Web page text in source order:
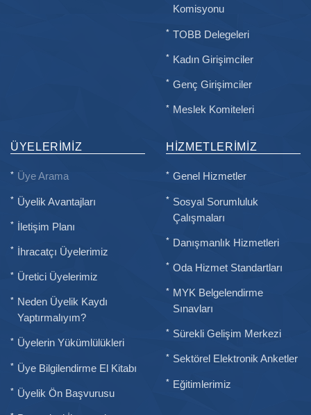
Komisyonu
TOBB Delegeleri
Kadın Girişimciler
Genç Girişimciler
Meslek Komiteleri
ÜYELERIMIZ
Üye Arama
Üyelik Avantajları
İletişim Planı
İhracatçı Üyelerimiz
Üretici Üyelerimiz
Neden Üyelik Kaydı
Yaptırmalıyım?
Üyelerin Yükümlülükleri
Üye Bilgilendirme El Kitabı
Üyelik Ön Başvurusu
HIZMETLERIMIZ
Genel Hizmetler
Sosyal Sorumluluk
Çalışmaları
Danışmanlık Hizmetleri
Oda Hizmet Standartları
MYK Belgelendirme
Sınavları
Sürekli Gelişim Merkezi
Sektörel Elektronik Anketler
Eğitimlerimiz